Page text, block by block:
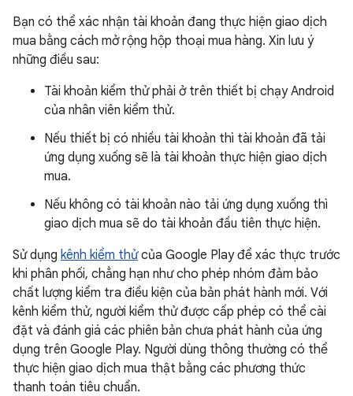
Bạn có thể xác nhận tài khoản đang thực hiện giao dịch
mua bằng cách mở rộng hộp thoại mua hàng. Xin lưu ý
những điều sau:
Tài khoản kiểm thử phải ở trên thiết bị chạy Android
của nhân viên kiểm thử.
Nếu thiết bị có nhiều tài khoản thì tài khoản đã tải
ứng dụng xuống sẽ là tài khoản thực hiện giao dịch
mua.
Nếu không có tài khoản nào tải ứng dụng xuống thì
giao dịch mua sẽ do tài khoản đầu tiên thực hiện.
Sử dụng kênh kiểm thửcủa Google Play để xác thực trước
khi phân phối, chẳng hạn như cho phép nhóm đảm bảo
chất lượng kiểm tra điều kiện của bản phát hành mới. Với
kênh kiểm thử, người kiểm thử được cấp phép có thể cài
đặt và đánh giá các phiên bản chưa phát hành của ứng
dụng trên Google Play. Người dùng thông thường có thể
thực hiện giao dịch mua thật bằng các phương thức
thanh toán tiêu chuẩn.